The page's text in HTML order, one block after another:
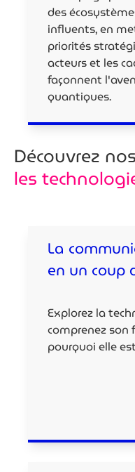
des
influents, en
priorités
acteurs et les
façonnent
quantiques.
Découvrez nos
les
La
en un coup
Explorez la
comprenez
pourquoi elle